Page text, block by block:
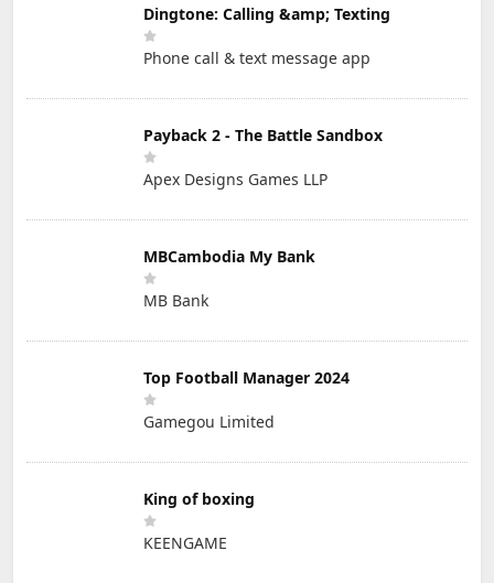
Dingtone: Calling &amp; Texting
Phone call & text message app
Payback 2 - The Battle Sandbox
Apex Designs Games LLP
MBCambodia My Bank
MB Bank
Top Football Manager 2024
Gamegou Limited
King of boxing
KEENGAME